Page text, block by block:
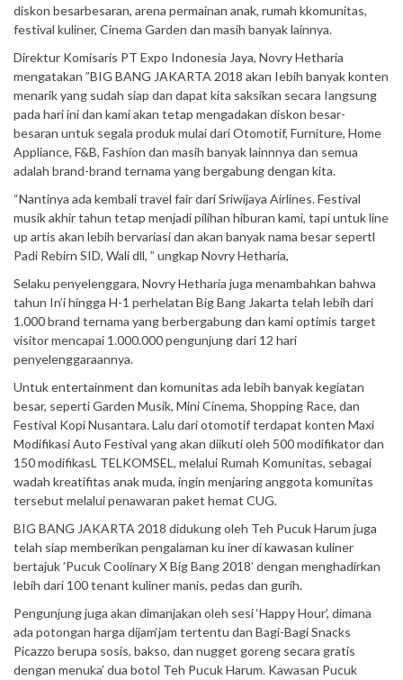
diskon besarbesaran, arena permainan anak, rumah kkomunitas,
festival kuliner, Cinema Garden dan masih banyak lainnya.
Direktur Komisaris PT Expo Indonesia Jaya, Novry Hetharia
mengatakan ”BIG BANG JAKARTA 2018 akan Iebih banyak konten
menarik yang sudah siap dan dapat kita saksikan secara Iangsung
pada hari ini dan kami akan tetap mengadakan diskon besar-
besaran untuk segala produk mulai dari Otomotif, Furniture, Home
Appliance, F&B, Fashion dan masih banyak lainnnya dan semua
adalah brand-brand ternama yang bergabung dengan kita.
“Nantinya ada kembali travel fair dari Sriwijaya Airlines. Festival
musik akhir tahun tetap menjadi pilihan hiburan kami, tapi untuk line
up artis akan lebih bervariasi dan akan banyak nama besar sepertl
Padi Rebirn SID, Wali dll, ” ungkap Novry Hetharia,
Selaku penyelenggara, Novry Hetharia juga menambahkan bahwa
tahun In’i hingga H-1 perhelatan Big Bang Jakarta telah lebih dari
1.000 brand ternama yang berbergabung dan kami optimis target
visitor mencapai 1.000.000 pengunjung dari 12 hari
penyelenggaraannya.
Untuk entertainment dan komunitas ada lebih banyak kegiatan
besar, seperti Garden Musik, Mini Cinema, Shopping Race, dan
Festival Kopi Nusantara. Lalu dari otomotif terdapat konten Maxi
Modifikasi Auto Festival yang akan diikuti oleh 500 modifikator dan
150 modifikasL TELKOMSEL, melalui Rumah Komunitas, sebagai
wadah kreatifitas anak muda, ingin menjaring anggota komunitas
tersebut melalui penawaran paket hemat CUG.
BIG BANG JAKARTA 2018 didukung oleh Teh Pucuk Harum juga
telah siap memberikan pengalaman ku iner di kawasan kuliner
bertajuk ’Pucuk Coolinary X Big Bang 2018’ dengan menghadirkan
lebih dari 100 tenant kuliner manis, pedas dan gurih.
Pengunjung juga akan dimanjakan oleh sesi ‘Happy Hour’, dimana
ada potongan harga dijam‘jam tertentu dan Bagi-Bagi Snacks
Picazzo berupa sosis, bakso, dan nugget goreng secara gratis
dengan menuka’ dua botol Teh Pucuk Harum. Kawasan Pucuk